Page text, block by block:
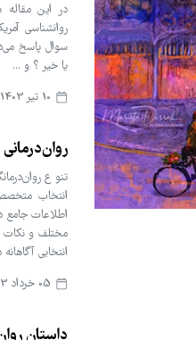
در این مقاله
سوال پاسخ
یا خیر ؟ و ...
تنوع
انتخاب
اطلاعات جامع
مختلف و نکات
انتخابی